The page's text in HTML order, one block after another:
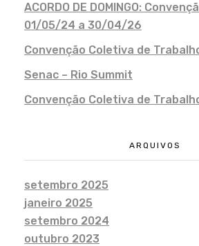
ACORDO DE DOMINGO:
01/05/24 a 30/04/26
Convenção Coletiva de
Senac – Rio Summit
Convenção Coletiva de
ARQUIVOS
setembro 2025
janeiro 2025
setembro 2024
outubro 2023